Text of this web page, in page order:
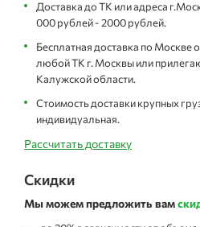
Доставка до ТК или адреса
000 рублей - 2000 рублей.
Бесплатная доставка по Москве
любой ТК г. Москвы или
Калужской области.
Стоимость доставки крупных
индивидуальная.
Рассчитать доставку
Скидки
Мы можем предложить вам